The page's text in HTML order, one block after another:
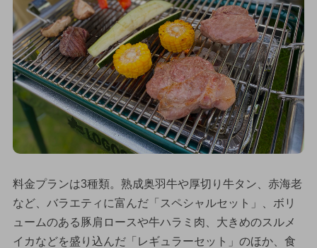
料金プランは3種類。熟成奥羽牛や厚切り牛タン、赤海老
など、バラエティに富んだ「スペシャルセット」、ボリ
ュームのある豚肩ロースや牛ハラミ肉、大きめのスルメ
イカなどを盛り込んだ「レギュラーセット」のほか、食